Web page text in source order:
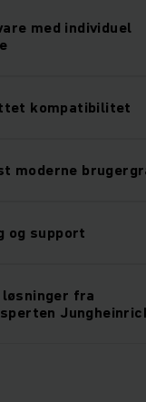
med individuel
kompatibilitet
moderne
og support
fra